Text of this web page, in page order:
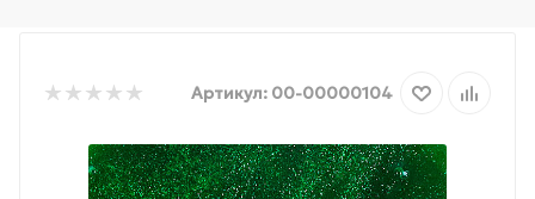
Артикул: 00-00000104